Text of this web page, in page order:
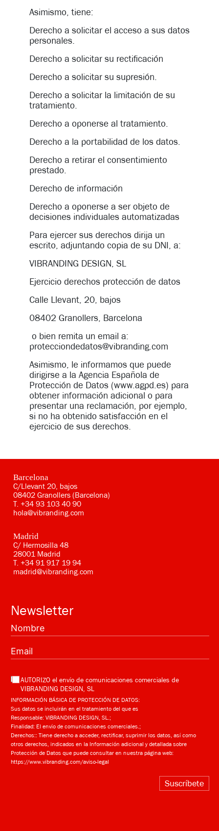
Asimismo, tiene:
Derecho a solicitar el acceso a sus datos
personales.
Derecho a solicitar su rectificación
Derecho a solicitar su supresión.
Derecho a solicitar la limitación de su
tratamiento.
Derecho a oponerse al tratamiento.
Derecho a la portabilidad de los datos.
Derecho a retirar el consentimiento
prestado.
Derecho de información
Derecho a oponerse a ser objeto de
decisiones individuales automatizadas
Para ejercer sus derechos dirija un
escrito, adjuntando copia de su DNI, a:
VIBRANDING DESIGN, SL
Ejercicio derechos protección de datos
Calle Llevant, 20, bajos
08402 Granollers, Barcelona
o bien remita un email a:
protecciondedatos@vibranding.com
Asimismo, le informamos que puede
dirigirse a la Agencia Española de
Protección de Datos (www.agpd.es) para
obtener información adicional o para
presentar una reclamación, por ejemplo,
si no ha obtenido satisfacción en el
ejercicio de sus derechos.
Barcelona
C/Llevant 20, bajos
08402 Granollers (Barcelona)
T. +34 93 103 40 90
hola@vibranding.com
Madrid
C/ Hermosilla 48
28001 Madrid
T. +34 91 917 19 94
madrid@vibranding.com
Newsletter
AUTORIZO el envío de comunicaciones comerciales de
VIBRANDING DESIGN, SL
INFORMACIÓN BÁSICA DE PROTECCIÓN DE DATOS:
Sus datos se incluirán en el tratamiento del que es
Responsable: VIBRANDING DESIGN, SL.;
Finalidad: El envío de comunicaciones comerciales.;
Derechos:: Tiene derecho a acceder, rectificar, suprimir los datos, así como
otros derechos, indicados en la Información adicional y detallada sobre
Protección de Datos que puede consultar en nuestra página web:
https://www.vibranding.com/aviso-legal
Suscríbete